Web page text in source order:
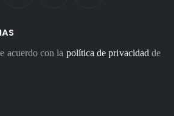
acuerdo con la política de privacidad de